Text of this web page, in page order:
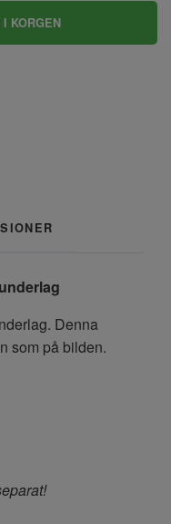
KORGEN
Denna
som på bilden.